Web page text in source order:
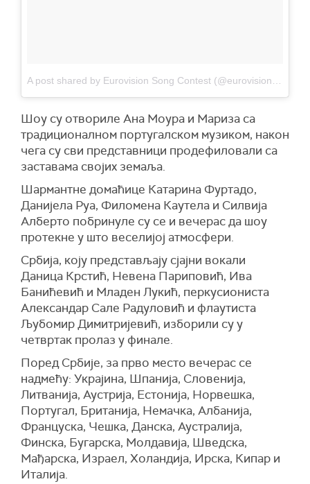
Шоу су отвориле Ана Моура и Мариза са
традиционалном португалском музиком, након
чега су сви представници продефиловали са
заставама својих земаља.
Шармантне домаћице Катарина Фуртадо,
Данијела Руа, Филомена Каутела и Силвија
Алберто побринуле су се и вечерас да шоу
протекне у што веселијој атмосфери.
Србија, коју представљају сјајни вокали
Даница Крстић, Невена Париповић, Ива
Банићевић и Младен Лукић, перкусиониста
Александар Сале Радуловић и флаутиста
Љубомир Димитријевић, изборили су у
четвртак пролаз у финале.
Поред Србије, за прво место вечерас се
надмећу: Украјина, Шпанија, Словенија,
Литванија, Аустрија, Естонија, Норвешка,
Португал, Британија, Немачка, Албанија,
Француска, Чешка, Данска, Аустралија,
Финска, Бугарска, Молдавија, Шведска,
Мађарска, Израел, Холандија, Ирска, Кипар и
Италија.